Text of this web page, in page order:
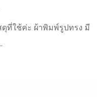
ดุที่ใช้ค่ะ ผ้าพิมพ์รูปทรง มี